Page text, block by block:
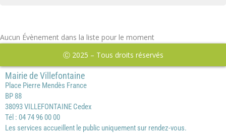
Aucun Évènement dans la liste pour le moment
Ⓒ 2025 – Tous droits réservés
Mairie de Villefontaine
Place Pierre Mendès France
BP 88
38093 VILLEFONTAINE Cedex
Tél : 04 74 96 00 00
Les services accueillent le public uniquement sur rendez-vous.